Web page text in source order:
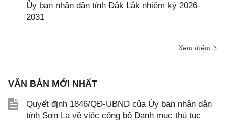
Ủy ban nhân dân tỉnh Đắk Lắk nhiệm kỳ 2026-
2031
Xem thêm
VĂN BẢN MỚI NHẤT
Quyết định 1846/QĐ-UBND của Ủy ban nhân dân
tỉnh Sơn La về việc công bố Danh mục thủ tục